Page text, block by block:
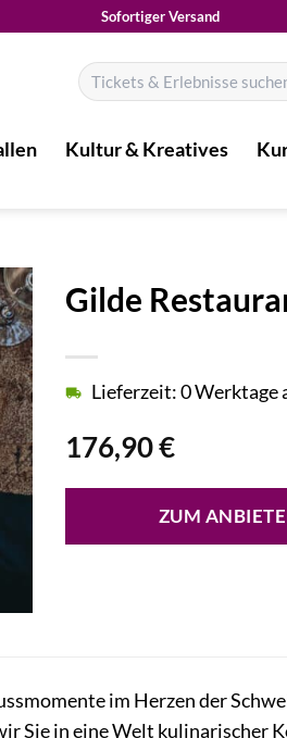
Sofortiger Versand
Suchen
nach:
Kultur & Kreatives
Gilde
176,90€
Lieferzeit: 0 Werktage
ZUM
im Herzen der
Sie in eine Welt kulinarischer